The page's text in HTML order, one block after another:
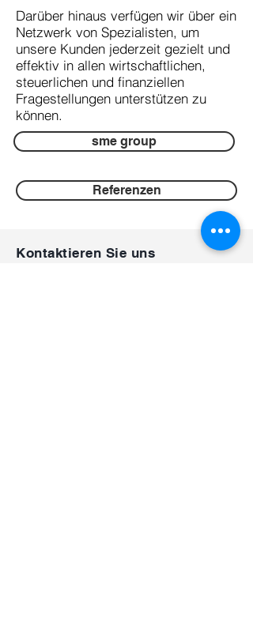
Darüber hinaus verfügen wir über ein
Netzwerk von Spezialisten, um
unsere Kunden jederzeit gezielt und
effektiv in allen wirtschaftlichen,
steuerlichen und finanziellen
Fragestellungen unterstützen zu
können.
sme group
Referenzen
Kontaktieren Sie uns